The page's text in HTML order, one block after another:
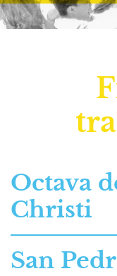
Octava
Christi
San